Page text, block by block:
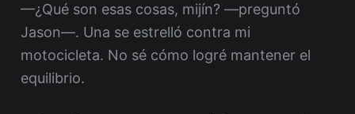
—¿Qué son esas cosas, mijín? —preguntó
Jason—. Una se estrelló contra mi
motocicleta. No sé cómo logré mantener el
equilibrio.